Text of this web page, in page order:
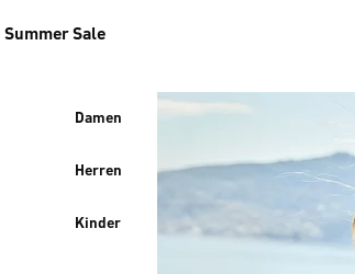
Summer Sale
Damen
Herren
Kinder